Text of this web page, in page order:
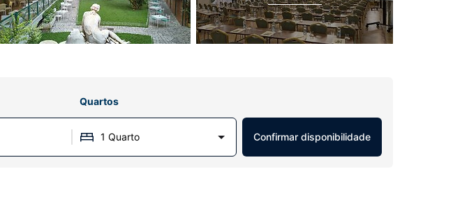
Quartos
1 Quarto Confirmar disponibilidade